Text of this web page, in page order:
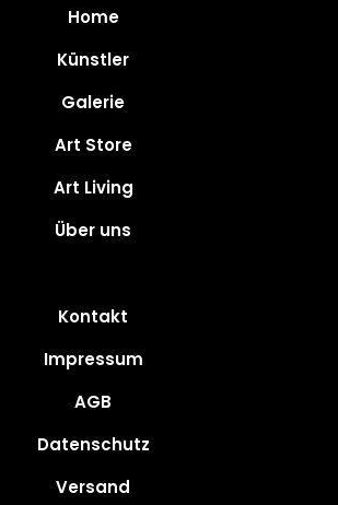
Home
Künstler
Galerie
Art Store
Art Living
Über uns
Kontakt
Impressum
AGB
Datenschutz
Versand